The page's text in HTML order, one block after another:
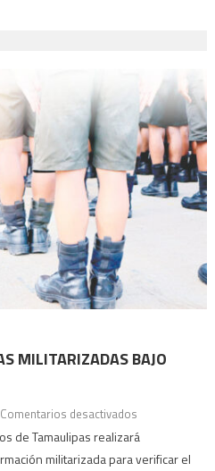
MILITARIZADAS BAJO
Comentarios desactivadosen
Escuelas
con
de Tamaulipas realizará
militarizada para verificar el